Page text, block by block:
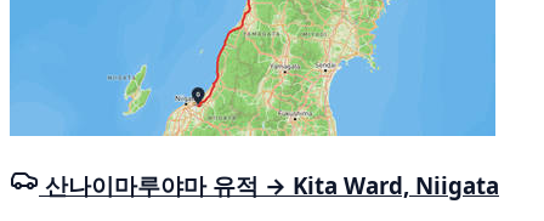
산나이마루야마 유적 → Kita Ward, Niigata